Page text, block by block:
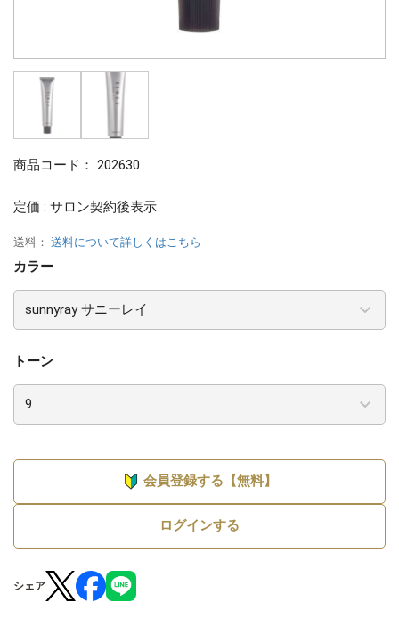
商品コード： 202630
定価 : サロン契約後表示
送料： 送料について詳しくはこちら
カラー
トーン
会員登録する【無料】
ログインする
シェア